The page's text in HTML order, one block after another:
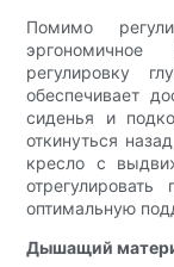
Помимо
регулировку
обеспечивает
сиденья и
откинуться
кресло с
оптимальную
Дышащий